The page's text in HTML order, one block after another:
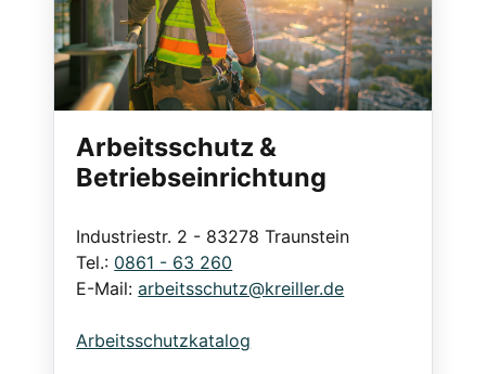
Arbeitsschutz &
Betriebseinrichtung
Industriestr. 2 - 83278 Traunstein
Tel.: 0861 - 63 260
E-Mail:arbeitsschutz@kreiller.de
Arbeitsschutzkatalog